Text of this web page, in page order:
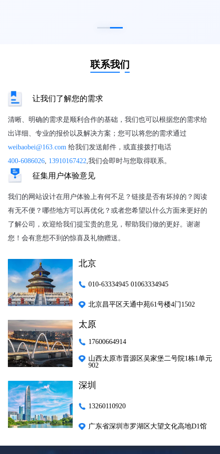
联系我们
让我们了解您的需求
清晰、明确的需求是顺利合作的基础，我们也可以根据您的需求给
出详细、专业的报价以及解决方案；您可以将您的需求通过
weibaobei@163.com 给我们发送邮件，或直接拨打电话
400-6086026 13910167422 ,我们会即时与您取得联系。
征集用户体验意见
我们的网站设计在用户体验上有何不足？链接是否有坏掉的？阅读
有无不便？哪些地方可以再优化？或者您希望以什么方面来更好的
了解公司，欢迎给我们提宝贵的意见，帮助我们做的更好。谢谢
您！会有意想不到的惊喜及礼物赠送。
北京
010-63334945 01063334945
北京昌平区天通中苑61号楼4门1502
太原
17600664914
山西太原市晋源区吴家堡二号院1栋1单元
902
深圳
13260110920
广东省深圳市罗湖区大望文化高地D1馆